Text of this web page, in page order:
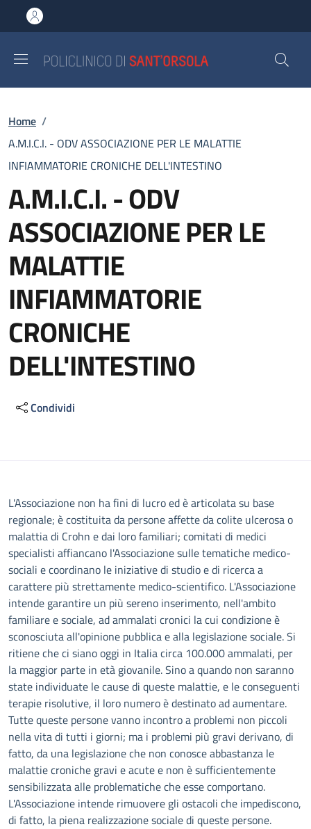
al contenuto principale
to footer content
Briciole di pane
Home /
A.M.I.C.I. - ODV ASSOCIAZIONE PER LE MALATTIE
INFIAMMATORIE CRONICHE DELL'INTESTINO
A.M.I.C.I. - ODV
ASSOCIAZIONE PER LE
MALATTIE
INFIAMMATORIE
CRONICHE
DELL'INTESTINO
Condividi
Descrizione
L'Associazione non ha fini di lucro ed è articolata su base
regionale; è costituita da persone affette da colite ulcerosa o
malattia di Crohn e dai loro familiari; comitati di medici
specialisti affiancano l'Associazione sulle tematiche medico-
sociali e coordinano le iniziative di studio e di ricerca a
carattere più strettamente medico-scientifico. L'Associazione
intende garantire un più sereno inserimento, nell'ambito
familiare e sociale, ad ammalati cronici la cui condizione è
sconosciuta all'opinione pubblica e alla legislazione sociale. Si
ritiene che ci siano oggi in Italia circa 100.000 ammalati, per
la maggior parte in età giovanile. Sino a quando non saranno
state individuate le cause di queste malattie, e le conseguenti
terapie risolutive, il loro numero è destinato ad aumentare.
Tutte queste persone vanno incontro a problemi non piccoli
nella vita di tutti i giorni; ma i problemi più gravi derivano, di
fatto, da una legislazione che non conosce abbastanza le
malattie croniche gravi e acute e non è sufficientemente
sensibilizzata alle problematiche che esse comportano.
L'Associazione intende rimuovere gli ostacoli che impediscono,
di fatto, la piena realizzazione sociale di queste persone.